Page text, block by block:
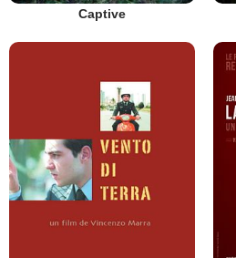
Captive